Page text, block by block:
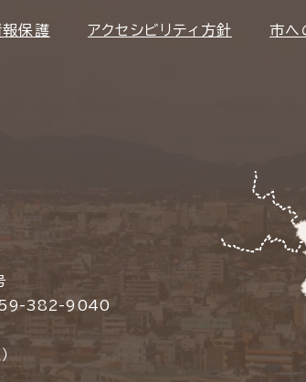
保護 アクセシビリティ方針 市へ
059-382-9040